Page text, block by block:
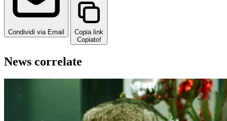
Condividi via Email
Copia link
Copiato!
News correlate